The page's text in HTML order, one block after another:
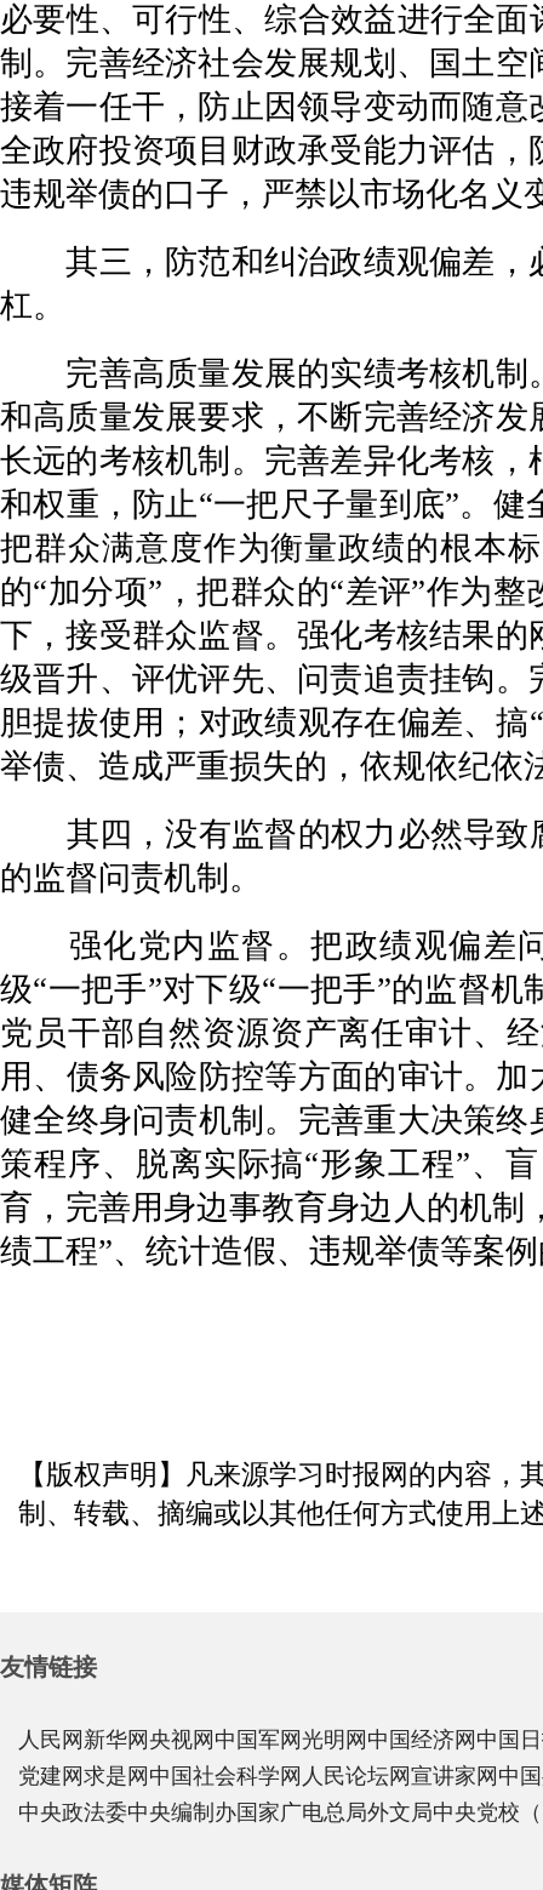
必要性、可行性、综合效益进行全
制。完善经济社会发展规划、国土
接着一任干，防止因领导变动而随
全政府投资项目财政承受能力评估
违规举债的口子，严禁以市场化名义
其三，防范和纠治政绩观偏差，
杠。
完善高质量发展的实绩考核机制
和高质量发展要求，不断完善经济
长远的考核机制。完善差异化考核
和权重，防止“一把尺子量到底”。
把群众满意度作为衡量政绩的根本
的“加分项”，把群众的“差评”作为
下，接受群众监督。强化考核结果
级晋升、评优评先、问责追责挂钩
胆提拔使用；对政绩观存在偏差、
举债、造成严重损失的，依规依纪依
其四，没有监督的权力必然导致
的监督问责机制。
强化党内监督。把政绩观偏差问
级“一把手”对下级“一把手”的监督
党员干部自然资源资产离任审计、
用、债务风险防控等方面的审计。
健全终身问责机制。完善重大决策
策程序、脱离实际搞“形象工程”、
育，完善用身边事教育身边人的机制
绩工程”、统计造假、违规举债等案
【版权声明】凡来源学习时报网的内容
制、转载、摘编或以其他任何方式使用上
友情链接
人民网 新华网 央视网 中国军网 光明网 中国经济网 中国
党建网 求是网 中国社会科学网 人民论坛网 宣讲家网 中
中央政法委中央编制办国家广电总局外文局中央党校